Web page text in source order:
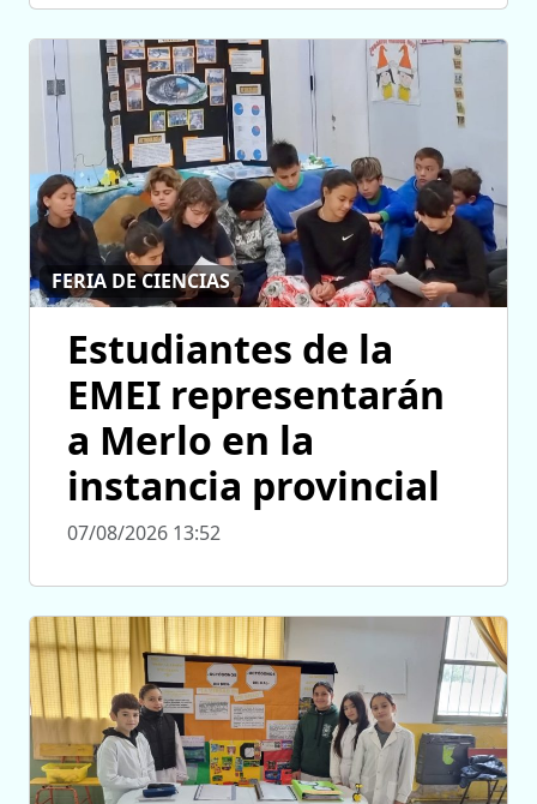
FERIA DE CIENCIAS
Estudiantes de la
EMEI representarán
a Merlo en la
instancia provincial
07/08/2026 13:52